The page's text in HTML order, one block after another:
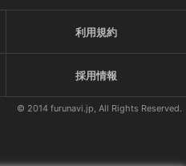
利用規約
採用情報
© 2014 furunavi.jp, All Rights Reserved.